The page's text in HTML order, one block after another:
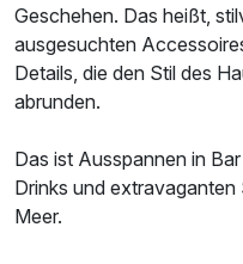
Geschehen. Das heißt,
ausgesuchten
Details, die den Stil des
abrunden.
Das ist Ausspannen in
Drinks und
Meer.